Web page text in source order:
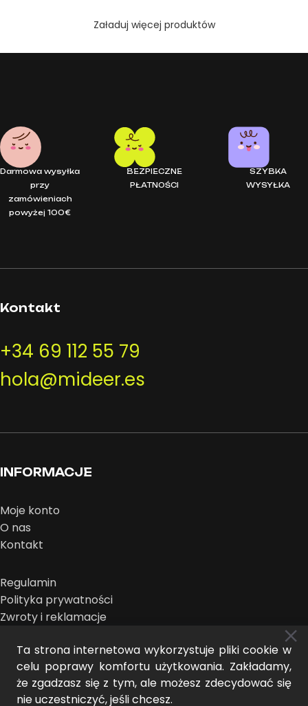
Załaduj więcej produktów
Darmowa wysyłka
przy
zamówieniach
powyżej 100€
BEZPIECZNE
PŁATNOŚCI
SZYBKA
WYSYŁKA
Kontakt
+34 69 112 55 79
hola@mideer.es
INFORMACJE
Moje konto
O nas
Kontakt
Regulamin
Polityka prywatności
Zwroty i reklamacje
MIDEER © 2026 | projekt:
Ta strona internetowa wykorzystuje pliki cookie w
celu poprawy komfortu użytkowania. Zakładamy,
że zgadzasz się z tym, ale możesz zdecydować się
nie uczestniczyć, jeśli chcesz.